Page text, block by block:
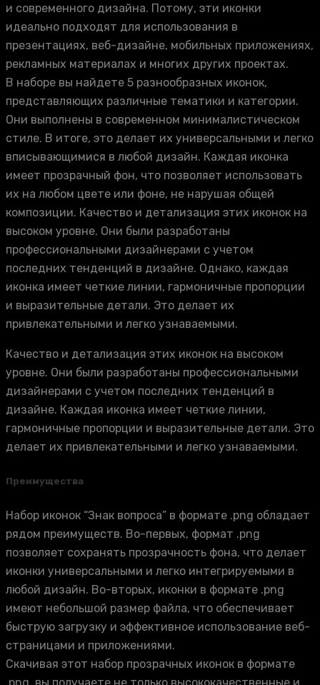
и современного дизайна. Потому, эти иконки
идеально подходят для использования в
презентациях, веб-дизайне, мобильных приложениях,
рекламных материалах и многих других проектах.
В наборе вы найдете 5 разнообразных иконок,
представляющих различные тематики и категории.
Они выполнены в современном минималистическом
стиле. В итоге, это делает их универсальными и легко
вписывающимися в любой дизайн. Каждая иконка
имеет прозрачный фон, что позволяет использовать
их на любом цвете или фоне, не нарушая общей
композиции. Качество и детализация этих иконок на
высоком уровне. Они были разработаны
профессиональными дизайнерами с учетом
последних тенденций в дизайне. Однако, каждая
иконка имеет четкие линии, гармоничные пропорции
и выразительные детали. Это делает их
привлекательными и легко узнаваемыми.
Качество и детализация этих иконок на высоком
уровне. Они были разработаны профессиональными
дизайнерами с учетом последних тенденций в
дизайне. Каждая иконка имеет четкие линии,
гармоничные пропорции и выразительные детали. Это
делает их привлекательными и легко узнаваемыми.
Преимущества
Набор иконок “Знак вопроса” в формате .png обладает
рядом преимуществ. Во-первых, формат .png
позволяет сохранять прозрачность фона, что делает
иконки универсальными и легко интегрируемыми в
любой дизайн. Во-вторых, иконки в формате .png
имеют небольшой размер файла, что обеспечивает
быструю загрузку и эффективное использование веб-
страницами и приложениями.
Скачивая этот набор прозрачных иконок в формате